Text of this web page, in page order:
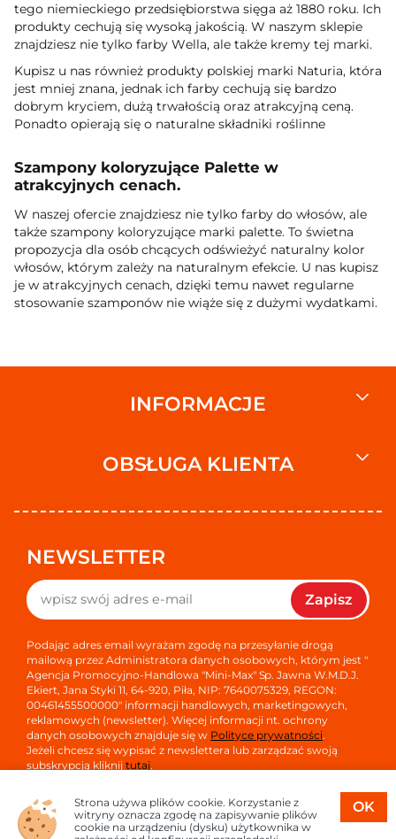
tego niemieckiego przedsiębiorstwa sięga aż 1880 roku. Ich
produkty cechują się wysoką jakością. W naszym sklepie
znajdziesz nie tylko farby Wella, ale także kremy tej marki.
Kupisz u nas również produkty polskiej marki Naturia, która
jest mniej znana, jednak ich farby cechują się bardzo
dobrym kryciem, dużą trwałością oraz atrakcyjną ceną.
Ponadto opierają się o naturalne składniki roślinne
Szampony koloryzujące Palette w
atrakcyjnych cenach.
W naszej ofercie znajdziesz nie tylko farby do włosów, ale
także szampony koloryzujące marki palette. To świetna
propozycja dla osób chcących odświeżyć naturalny kolor
włosów, którym zależy na naturalnym efekcie. U nas kupisz
je w atrakcyjnych cenach, dzięki temu nawet regularne
stosowanie szamponów nie wiąże się z dużymi wydatkami.
INFORMACJE
OBSŁUGA KLIENTA
NEWSLETTER
Zapisz
Podając adres email wyrażam zgodę na przesyłanie drogą
mailową przez Administratora danych osobowych, którym jest "
Agencja Promocyjno-Handlowa "Mini-Max" Sp. Jawna W.M.D.J.
Ekiert, Jana Styki 11, 64-920, Piła, NIP: 7640075329, REGON:
00461455500000" informacji handlowych, marketingowych,
reklamowych (newsletter). Więcej informacji nt. ochrony
danych osobowych znajduje się w Polityce prywatności.
Jeżeli chcesz się wypisać z newslettera lub zarządzać swoją
subskrypcją kliknijtutaj.
OK
Strona używa plików cookie. Korzystanie z
witryny oznacza zgodę na zapisywanie plików
cookie na urządzeniu (dysku) użytkownika w